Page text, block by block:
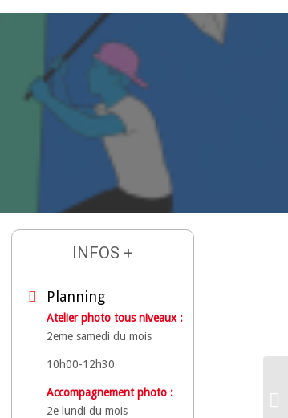
INFOS +
Planning
Atelier photo tous niveaux :
2eme samedi du mois
10h00-12h30
Accompagnement photo :
2e lundi du mois